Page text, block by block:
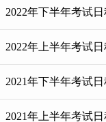
2022年下半年考试日
2022年上半年考试日
2021年下半年考试日
2021年上半年考试日